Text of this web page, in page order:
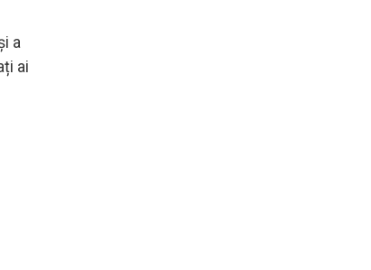
a
ai